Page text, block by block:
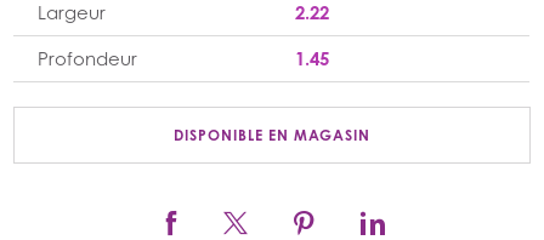
Largeur 2.22
Profondeur 1.45
DISPONIBLE EN MAGASIN